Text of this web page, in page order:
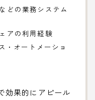
どの業務システム
アの利用経験
・オートメーショ
効果的にアピール